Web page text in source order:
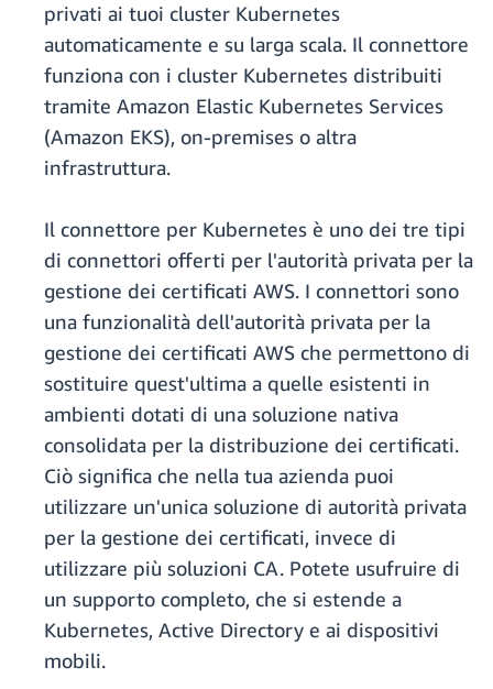
privati ai tuoi cluster Kubernetes
automaticamente e su larga scala. Il connettore
funziona con i cluster Kubernetes distribuiti
tramite Amazon Elastic Kubernetes Services
(Amazon EKS), on-premises o altra
infrastruttura.
Il connettore per Kubernetes è uno dei tre tipi
di connettori offerti per l'autorità privata per la
gestione dei certificati AWS. I connettori sono
una funzionalità dell'autorità privata per la
gestione dei certificati AWS che permettono di
sostituire quest'ultima a quelle esistenti in
ambienti dotati di una soluzione nativa
consolidata per la distribuzione dei certificati.
Ciò significa che nella tua azienda puoi
utilizzare un'unica soluzione di autorità privata
per la gestione dei certificati, invece di
utilizzare più soluzioni CA. Potete usufruire di
un supporto completo, che si estende a
Kubernetes, Active Directory e ai dispositivi
mobili.